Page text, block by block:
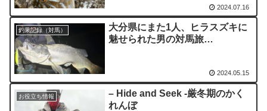
2024.07.16
釣果記録（対馬）
大分県にまた1人、ヒラスズキに
魅せられた男の対馬旅…
2024.05.15
お役立ち情報
– Hide and Seek -厳冬期のかく
れんぼ